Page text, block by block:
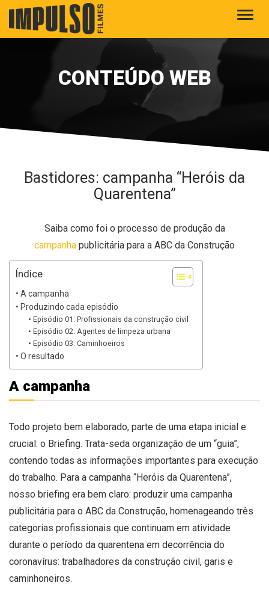
CONTEÚDO WEB
Bastidores: campanha “Heróis da
Quarentena”
Saiba como foi o processo de produção da
campanha publicitária para a ABC da Construção
Índice
A campanha
Produzindo cada episódio
Episódio 01: Profissionais da construção civil
Episódio 02: Agentes de limpeza urbana
Episódio 03: Caminhoeiros
O resultado
A campanha
Todo projeto bem elaborado, parte de uma etapa inicial e
crucial: o Briefing. Trata-seda organização de um “guia”,
contendo todas as informações importantes para execução
do trabalho. Para a campanha “Heróis da Quarentena”,
nosso briefing era bem claro: produzir uma campanha
publicitária para o ABC da Construção, homenageando três
categorias profissionais que continuam em atividade
durante o período da quarentena em decorrência do
coronavírus: trabalhadores da construção civil, garis e
caminhoneiros.